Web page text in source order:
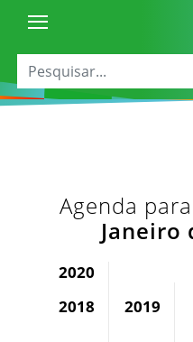
Agenda
Janeiro
2020
2018
2019